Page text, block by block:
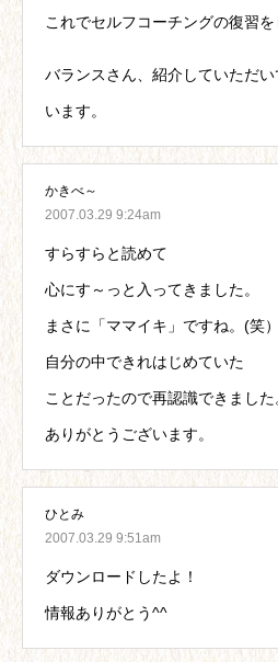
これでセルフコーチングの復習を
バランスさん、紹介していただ
います。
かきべ～
2007.03.29 9:24am
すらすらと読めて
心にす～っと入ってきました。
まさに「ママイキ」ですね。(笑）
自分の中できれはじめていた
ことだったので再認識できました
ありがとうございます。
ひとみ
2007.03.29 9:51am
ダウンロードしたよ！
情報ありがとう^^